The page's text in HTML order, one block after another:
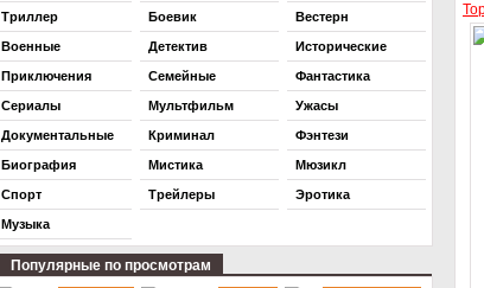
Триллер
Военные
Приключения
Сериалы
Документальные
Биография
Спорт
Музыка
Боевик
Детектив
Семейные
Мультфильм
Криминал
Мистика
Трейлеры
Вестерн
Исторические
Фантастика
Ужасы
Фэнтези
Мюзикл
Эротика
Популярные по просмотрам